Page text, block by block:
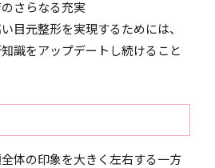
さらなる充実
目元整形を実現するためには、
識をアップデートし続けること
体の印象を大きく左右する一方